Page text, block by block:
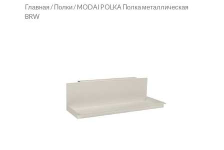
Главная/Полки/ MODAI POLKA Полка металлическая
BRW